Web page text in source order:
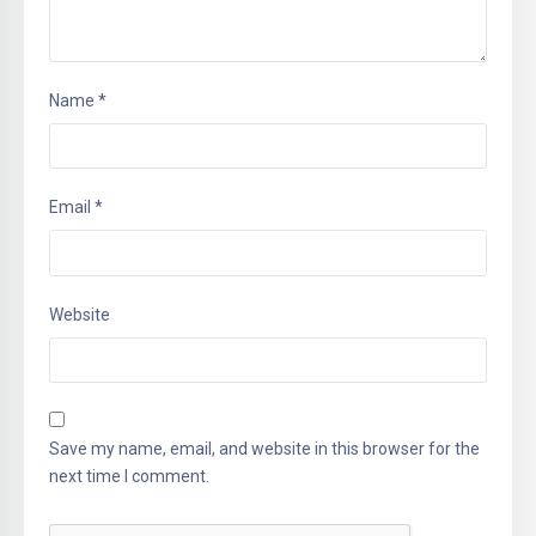
Name *
Email *
Website
Save my name, email, and website in this browser for the
next time I comment.